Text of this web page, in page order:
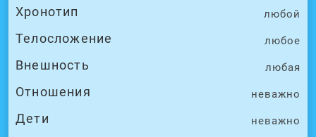
Хронотип любой
Телосложение любое
Внешность любая
Отношения неважно
Дети неважно